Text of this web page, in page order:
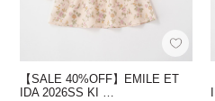
【SALE 40%OFF】EMILE ET
IDA 2026SS KI …